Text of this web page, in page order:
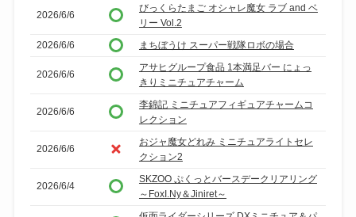
2026/6/6
びっくらたまご オシャレ魔女 ラブ and ベ
リー Vol.2
2026/6/6
まちぼうけ スーパー戦隊ロボの場合
2026/6/6
アサヒグループ食品 1本満足バー にょっ
きりミニチュアチャーム
2026/6/6
李錦記 ミニチュアフィギュアチャームコ
レクション
2026/6/6
おジャ魔女どれみ ミニチュアライトセレ
クション2
2026/6/4
SKZOO ぷくっとバースデークリアリング
～FoxI.Ny＆Jiniret～